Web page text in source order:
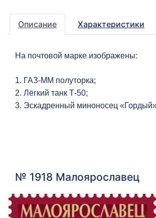
Описание Характеристики
На почтовой марке изображены:
1. ГАЗ-ММ полуторка;
2. Лёгкий танк Т-50;
3. Эскадренный миноносец
№ 1918 Малоярославец